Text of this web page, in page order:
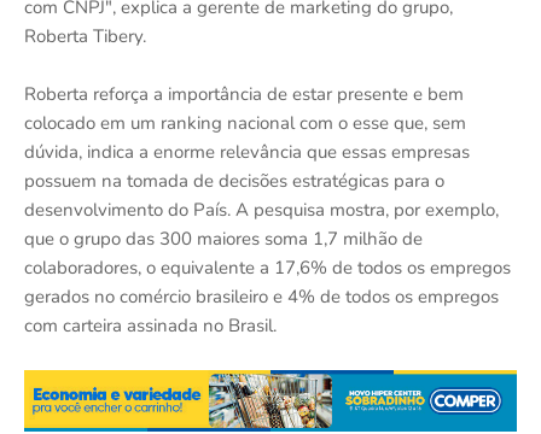
com CNPJ", explica a gerente de marketing do grupo,
Roberta Tibery.
Roberta reforça a importância de estar presente e bem
colocado em um ranking nacional com o esse que, sem
dúvida, indica a enorme relevância que essas empresas
possuem na tomada de decisões estratégicas para o
desenvolvimento do País. A pesquisa mostra, por exemplo,
que o grupo das 300 maiores soma 1,7 milhão de
colaboradores, o equivalente a 17,6% de todos os empregos
gerados no comércio brasileiro e 4% de todos os empregos
com carteira assinada no Brasil.